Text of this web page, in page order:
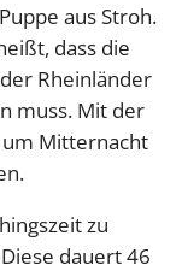
aus Stroh.
dass die
Rheinländer
muss. Mit der
Mitternacht
zu
dauert 46